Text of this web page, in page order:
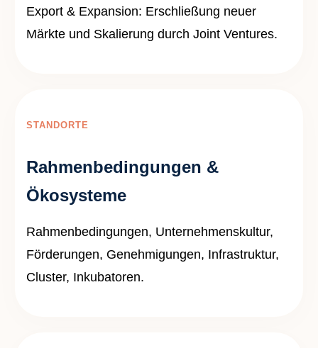
Export & Expansion: Erschließung neuer
Märkte und Skalierung durch Joint Ventures.
STANDORTE
Rahmenbedingungen &
Ökosysteme
Rahmenbedingungen, Unternehmenskultur,
Förderungen, Genehmigungen, Infrastruktur,
Cluster, Inkubatoren.